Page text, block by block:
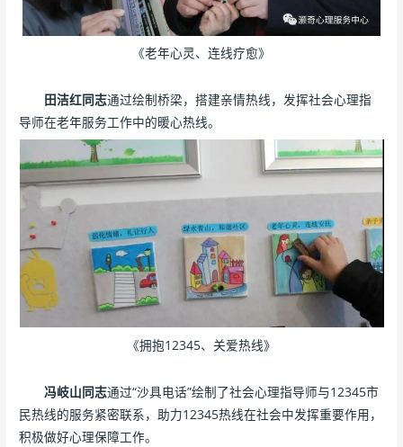
《老年心灵、连线疗愈》
田洁红同志通过绘制桥梁，搭建亲情热线，发挥社会心理指
导师在老年服务工作中的暖心热线。
《拥抱12345、关爱热线》
冯岐山同志通过“沙具电话”绘制了社会心理指导师与12345市
民热线的服务紧密联系，助力12345热线在社会中发挥重要作用，
积极做好心理保障工作。